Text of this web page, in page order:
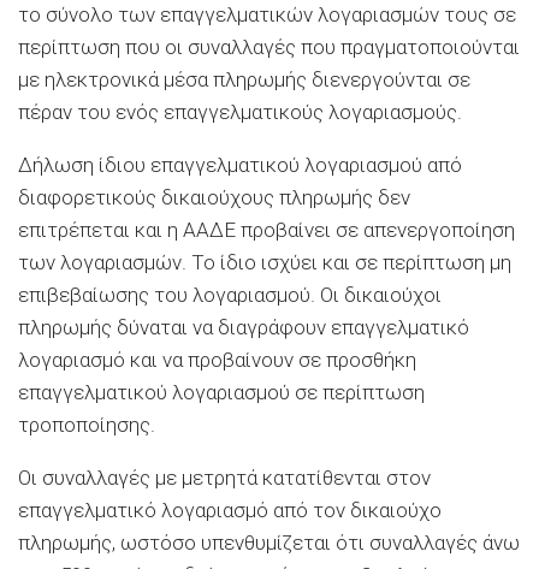
το σύνολο των επαγγελματικών λογαριασμών τους σε
περίπτωση που οι συναλλαγές που πραγματοποιούνται
με ηλεκτρονικά μέσα πληρωμής διενεργούνται σε
πέραν του ενός επαγγελματικούς λογαριασμούς.
Δήλωση ίδιου επαγγελματικού λογαριασμού από
διαφορετικούς δικαιούχους πληρωμής δεν
επιτρέπεται και η ΑΑΔΕ προβαίνει σε απενεργοποίηση
των λογαριασμών. Το ίδιο ισχύει και σε περίπτωση μη
επιβεβαίωσης του λογαριασμού. Οι δικαιούχοι
πληρωμής δύναται να διαγράφουν επαγγελματικό
λογαριασμό και να προβαίνουν σε προσθήκη
επαγγελματικού λογαριασμού σε περίπτωση
τροποποίησης.
Οι συναλλαγές με μετρητά κατατίθενται στον
επαγγελματικό λογαριασμό από τον δικαιούχο
πληρωμής, ωστόσο υπενθυμίζεται ότι συναλλαγές άνω